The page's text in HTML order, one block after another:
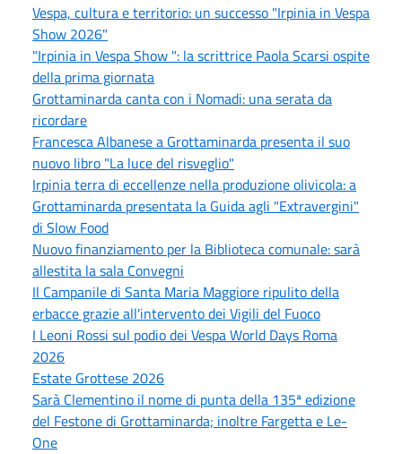
Vespa, cultura e territorio: un successo "Irpinia in Vespa
Show 2026"
"Irpinia in Vespa Show ": la scrittrice Paola Scarsi ospite
della prima giornata
Grottaminarda canta con i Nomadi: una serata da
ricordare
Francesca Albanese a Grottaminarda presenta il suo
nuovo libro "La luce del risveglio"
Irpinia terra di eccellenze nella produzione olivicola: a
Grottaminarda presentata la Guida agli "Extravergini"
di Slow Food
Nuovo finanziamento per la Biblioteca comunale: sarà
allestita la sala Convegni
Il Campanile di Santa Maria Maggiore ripulito della
erbacce grazie all'intervento dei Vigili del Fuoco
I Leoni Rossi sul podio dei Vespa World Days Roma
2026
Estate Grottese 2026
Sarà Clementino il nome di punta della 135ª edizione
del Festone di Grottaminarda; inoltre Fargetta e Le-
One